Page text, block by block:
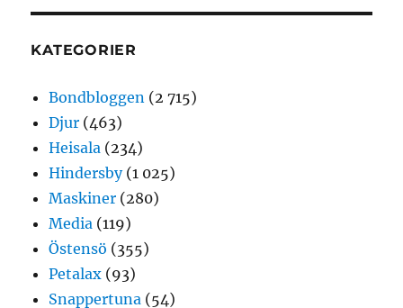
KATEGORIER
Bondbloggen (2 715)
Djur (463)
Heisala (234)
Hindersby(1 025)
Maskiner (280)
Media (119)
Östensö (355)
Petalax (93)
Snappertuna (54)